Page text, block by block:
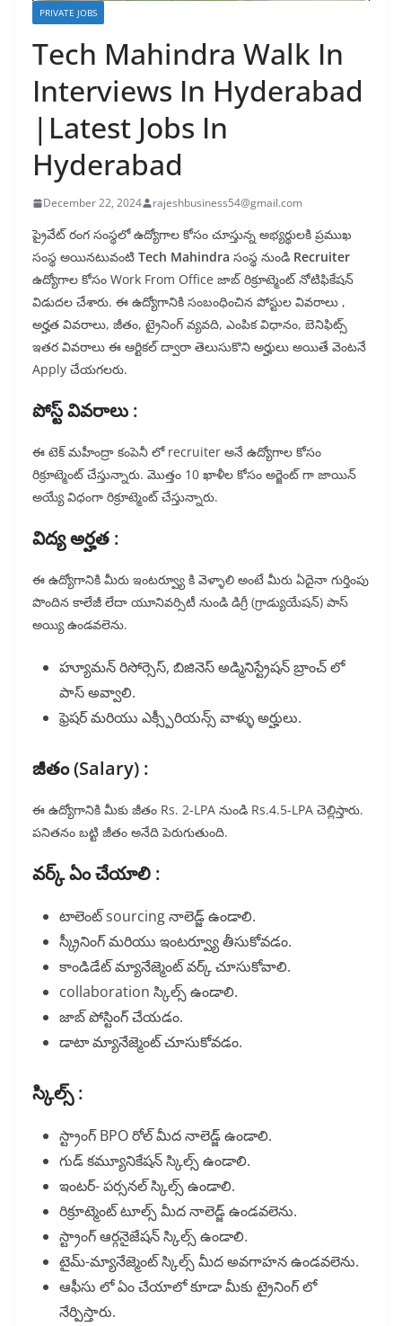
PRIVATE JOBS
Tech Mahindra Walk In
Interviews In Hyderabad
|Latest Jobs In
Hyderabad
December 22, 2024 rajeshbusiness54@gmail.com
ప్రైవేట్ రంగ సంస్థలో ఉద్యోగాల కోసం చూస్తున్న అభ్యర్థులకి ప్రముఖ
సంస్థ అయినటువంటి Tech Mahindra సంస్థ నుండి Recruiter
ఉద్యోగాల కోసం Work From Office జాబ్ రిక్రూట్మెంట్ నోటిఫికేషన్
విడుదల చేశారు. ఈ ఉద్యోగానికి సంబంధించిన పోస్టుల వివరాలు ,
అర్హత వివరాలు, జీతం, ట్రైనింగ్ వ్యవది, ఎంపిక విధానం, బెనిఫిట్స్
ఇతర వివరాలు ఈ ఆర్టికల్ ద్వారా తెలుసుకొని అర్హులు అయితే వెంటనే
Apply చేయగలరు.
పోస్ట్ వివరాలు :
ఈ టెక్ మహీంద్రా కంపెనీ లో recruiter అనే ఉద్యోగాల కోసం
రిక్రూట్మెంట్ చేస్తున్నారు. మొత్తం 10 ఖాళీల కోసం అర్జెంట్ గా జాయిన్
అయ్యే విధంగా రిక్రూట్మెంట్ చేస్తున్నారు.
విద్య అర్హత :
ఈ ఉద్యోగానికి మీరు ఇంటర్వ్యూ కి వెళ్ళాలి అంటే మీరు ఏదైనా గుర్తింపు
పొందిన కాలేజీ లేదా యూనివర్సిటీ నుండి డిగ్రీ (గ్రాడ్యుయేషన్) పాస్
అయ్యి ఉండవలెను.
హ్యూమన్ రిసోర్సెస్, బిజినెస్ అడ్మినిస్ట్రేషన్ బ్రాంచ్ లో
పాస్ అవ్వాలి.
ఫ్రెషర్ మరియు ఎక్స్పీరియన్స్ వాళ్ళు అర్హులు.
జీతం (Salary) :
ఈ ఉద్యోగానికి మీకు జీతం Rs. 2-LPA నుండి Rs.4.5-LPA చెల్లిస్తారు.
పనితనం బట్టి జీతం అనేది పెరుగుతుంది.
వర్క్ ఏం చేయాలి :
టాలెంట్ sourcing నాలెడ్జ్ ఉండాలి.
స్క్రీనింగ్ మరియు ఇంటర్వ్యూ తీసుకోవడం.
కాండిడేట్ మ్యానేజ్మెంట్ వర్క్ చూసుకోవాలి.
collaboration స్కిల్స్ ఉండాలి.
జాబ్ పోస్టింగ్ చేయడం.
డాటా మ్యానేజ్మెంట్ చూసుకోవడం.
స్కిల్స్ :
స్ట్రాంగ్ BPO రోల్ మీద నాలెడ్జ్ ఉండాలి.
గుడ్ కమ్యూనికేషన్ స్కిల్స్ ఉండాలి.
ఇంటర్- పర్సనల్ స్కిల్స్ ఉండాలి.
రిక్రూట్మెంట్ టూల్స్ మీద నాలెడ్జ్ ఉండవలెను.
స్ట్రాంగ్ ఆర్గనైజేషన్ స్కిల్స్ ఉండాలి.
టైమ్-మ్యానేజ్మెంట్ స్కిల్స్ మీద అవగాహన ఉండవలెను.
ఆఫీసు లో ఏం చేయాలో కూడా మీకు ట్రైనింగ్ లో
నేర్పిస్తారు.